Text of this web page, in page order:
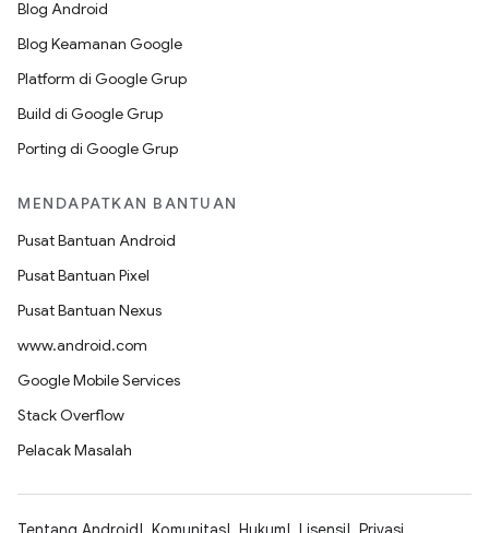
Blog Android
Blog Keamanan Google
Platform di Google Grup
Build di Google Grup
Porting di Google Grup
MENDAPATKAN BANTUAN
Pusat Bantuan Android
Pusat Bantuan Pixel
Pusat Bantuan Nexus
www.android.com
Google Mobile Services
Stack Overflow
Pelacak Masalah